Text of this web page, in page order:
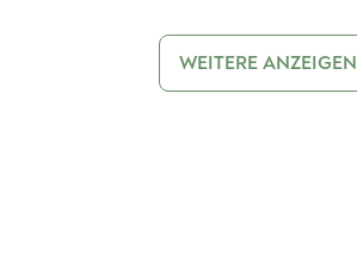
WEITERE ANZEIGEN